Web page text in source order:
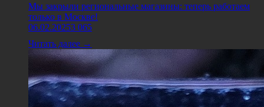
Мы закрыли региональные магазины: теперь работаем
только в Москве!
06.02.20253 065
Читать далее →